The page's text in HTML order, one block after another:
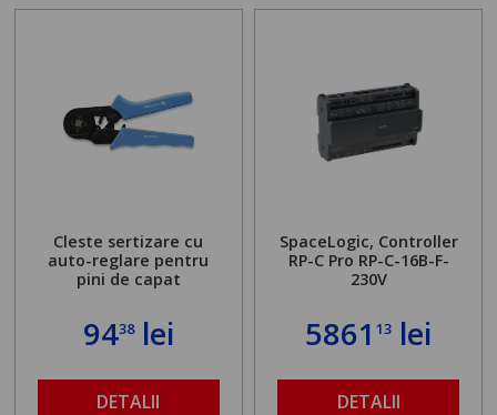
Cleste sertizare cu
auto-reglare pentru
pini de capat
9438lei
DETALII
SpaceLogic, Controller
RP-C Pro RP-C-16B-F-
230V
586113 lei
DETALII